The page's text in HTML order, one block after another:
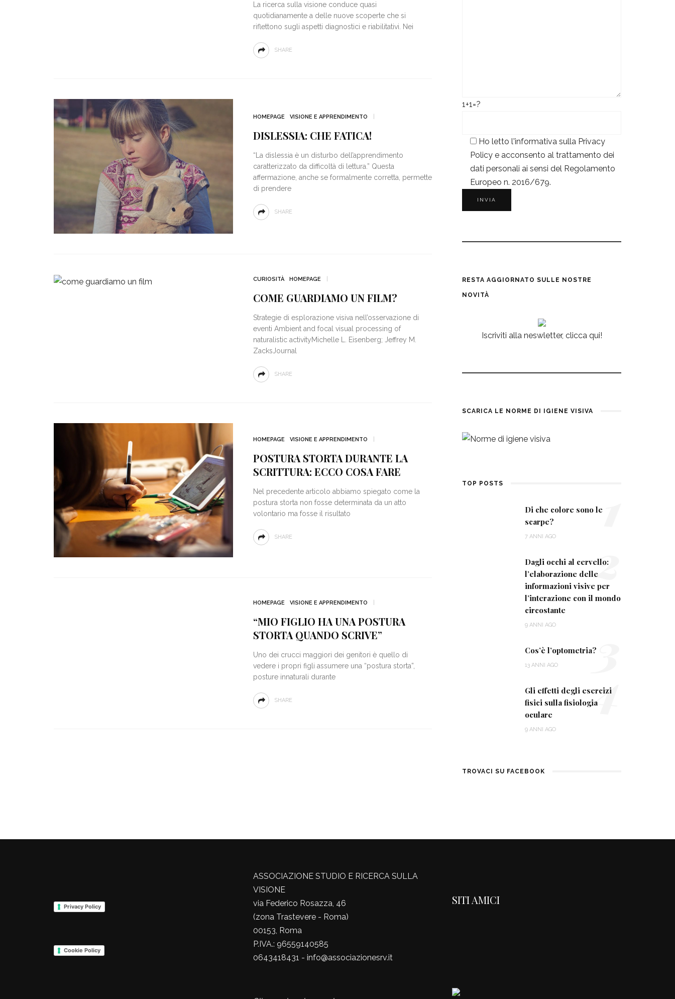
La ricerca sulla visione conduce quasi
quotidianamente a delle nuove scoperte che si
riflettono sugli aspetti diagnostici e riabilitativi. Nei
SHARE
HOMEPAGE VISIONE E APPRENDIMENTO
DISLESSIA: CHE FATICA!
“La dislessia è un disturbo dell’apprendimento
caratterizzato da difficoltà di lettura.” Questa
affermazione, anche se formalmente corretta, permette
di prendere
SHARE
CURIOSITÀ HOMEPAGE
COME GUARDIAMO UN FILM?
Strategie di esplorazione visiva nell’osservazione di
eventi Ambient and focal visual processing of
naturalistic activityMichelle L. Eisenberg; Jeffrey M.
ZacksJournal
SHARE
HOMEPAGE VISIONE E APPRENDIMENTO
POSTURA STORTA DURANTE LA
SCRITTURA: ECCO COSA FARE
Nel precedente articolo abbiamo spiegato come la
postura storta non fosse determinata da un atto
volontario ma fosse il risultato
SHARE
HOMEPAGE VISIONE E APPRENDIMENTO
“MIO FIGLIO HA UNA POSTURA
STORTA QUANDO SCRIVE”
Uno dei crucci maggiori dei genitori è quello di
vedere i propri figli assumere una “postura storta”,
posture innaturali durante
SHARE
1+1=?
Ho letto l'informativa sulla Privacy
Policy e acconsento al trattamento dei
dati personali ai sensi del Regolamento
Europeo n. 2016/679.
RESTA AGGIORNATO SULLE NOSTRE
NOVITÀ
Iscriviti alla neswletter, clicca qui!
SCARICA LE NORME DI IGIENE VISIVA
TOP POSTS
Di che colore sono le
scarpe?
7 ANNI AGO 1
Dagli occhi al cervello:
l’elaborazione delle
informazioni visive per
l’interazione con il mondo
circostante
9 ANNI AGO
2
Cos’è l’optometria?
13 ANNI AGO 3
Gli effetti degli esercizi
fisici sulla fisiologia
oculare
9 ANNI AGO
4
TROVACI SU FACEBOOK
Privacy Policy
Cookie Policy
ASSOCIAZIONE STUDIO E RICERCA SULLA
VISIONE
via Federico Rosazza, 46
(zona Trastevere - Roma)
00153, Roma
P.IVA.: 96559140585
0643418431 - info@associazionesrv.it
SITI AMICI